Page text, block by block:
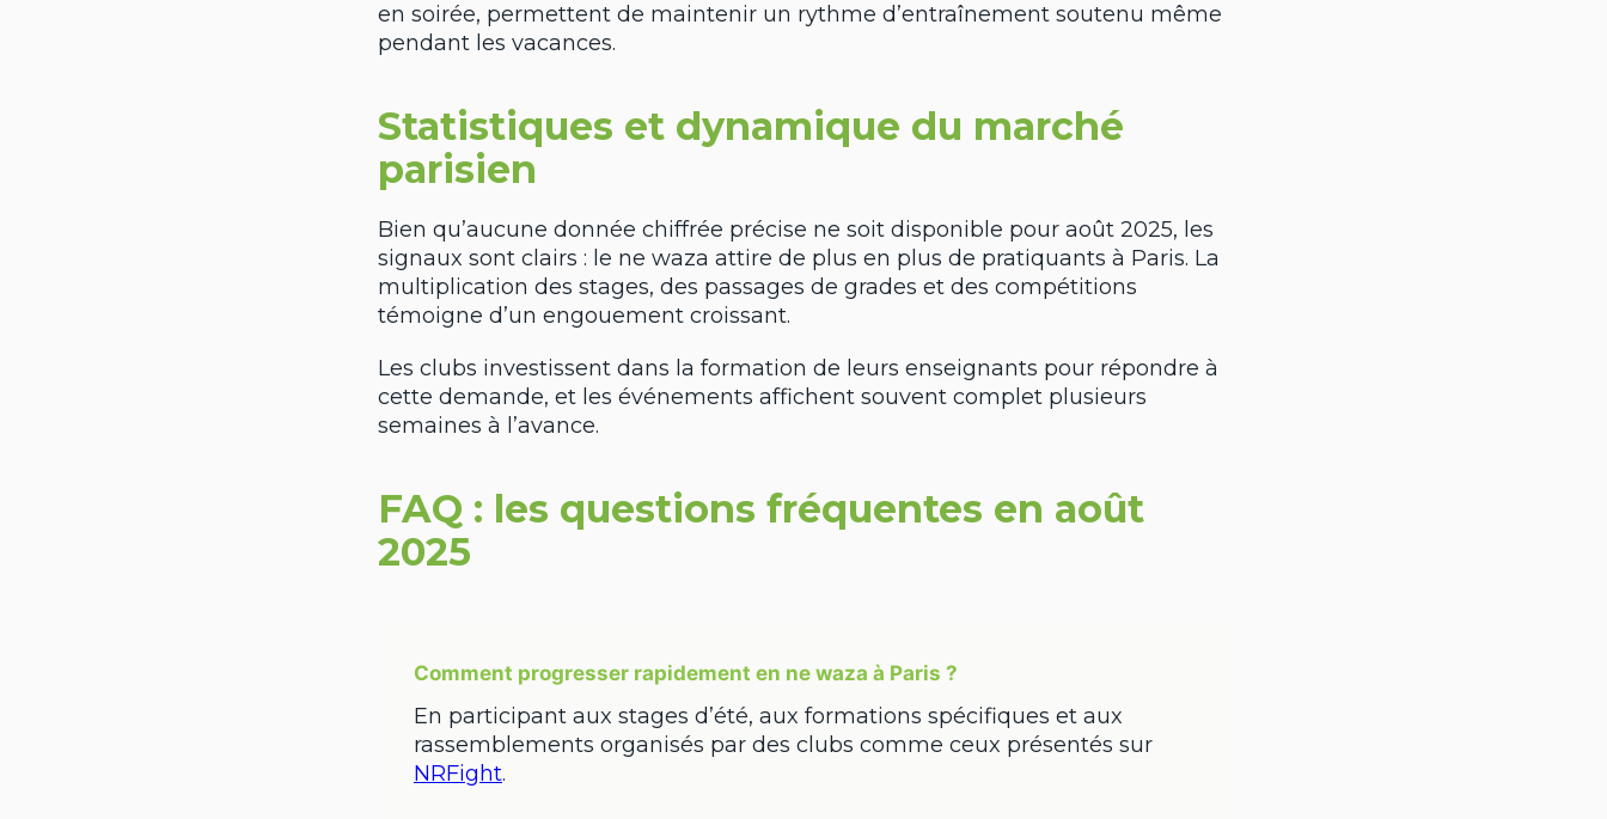
en soirée, permettent de maintenir un rythme d’entraînement soutenu même
pendant les vacances.
Statistiques et dynamique du marché
parisien
Bien qu’aucune donnée chiffrée précise ne soit disponible pour août 2025, les
signaux sont clairs : le ne waza attire de plus en plus de pratiquants à Paris. La
multiplication des stages, des passages de grades et des compétitions
témoigne d’un engouement croissant.
Les clubs investissent dans la formation de leurs enseignants pour répondre à
cette demande, et les événements affichent souvent complet plusieurs
semaines à l’avance.
FAQ : les questions fréquentes en août
2025
Comment progresser rapidement en ne waza à Paris ?
En participant aux stages d’été, aux formations spécifiques et aux
rassemblements organisés par des clubs comme ceux présentés sur
NRFight.